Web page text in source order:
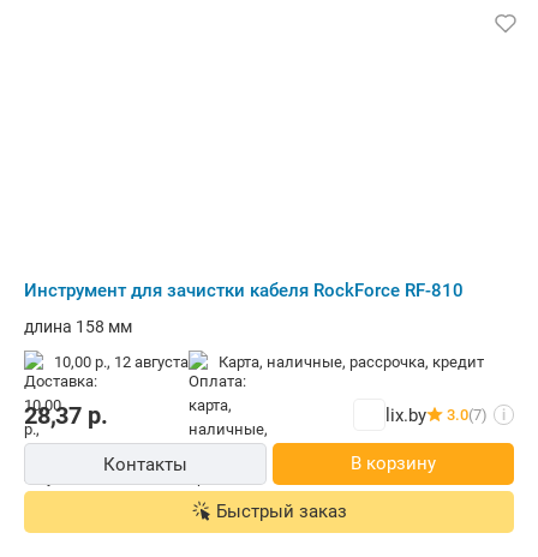
Инструмент для зачистки кабеля RockForce RF-810
длина 158 мм
10,00 р., 12 августа карта, наличные, рассрочка, кредит
28,37 р. lix.by 3.0(7) i
Контакты В корзину
Быстрый заказ